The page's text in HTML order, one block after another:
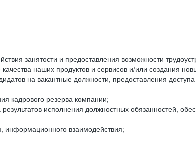
занятости и предоставления возможности
наших продуктов и сервисов и/или создания
на вакантные должности, предоставления
кадрового резерва компании;
исполнения должностных обязанностей,
информационного взаимодействия;